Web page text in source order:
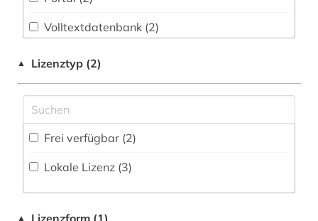
gas (1)
Volltextdatenbank (2)
Zeitung (1)
▲ Lizenztyp (2)
Frei verfügbar (2)
Lokale Lizenz (3)
▲